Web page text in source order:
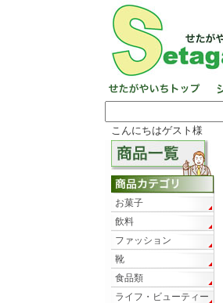
こんにちはゲスト様
お菓子
飲料
ファッション
靴
食品類
ライフ・ビューティー